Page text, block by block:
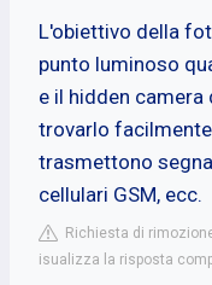
L'obiettivo della
punto luminoso
e il hidden
trovarlo
trasmettono
cellulari GSM, ecc.
Richiesta di
isualizza la risposta